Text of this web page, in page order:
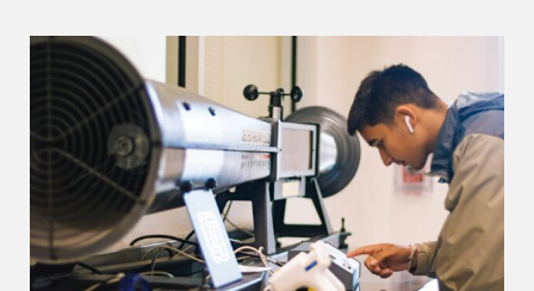
Academic
Knowledge
Industry
Solution:
Menjembatani
Kesenjangan
Dunia
Kampus